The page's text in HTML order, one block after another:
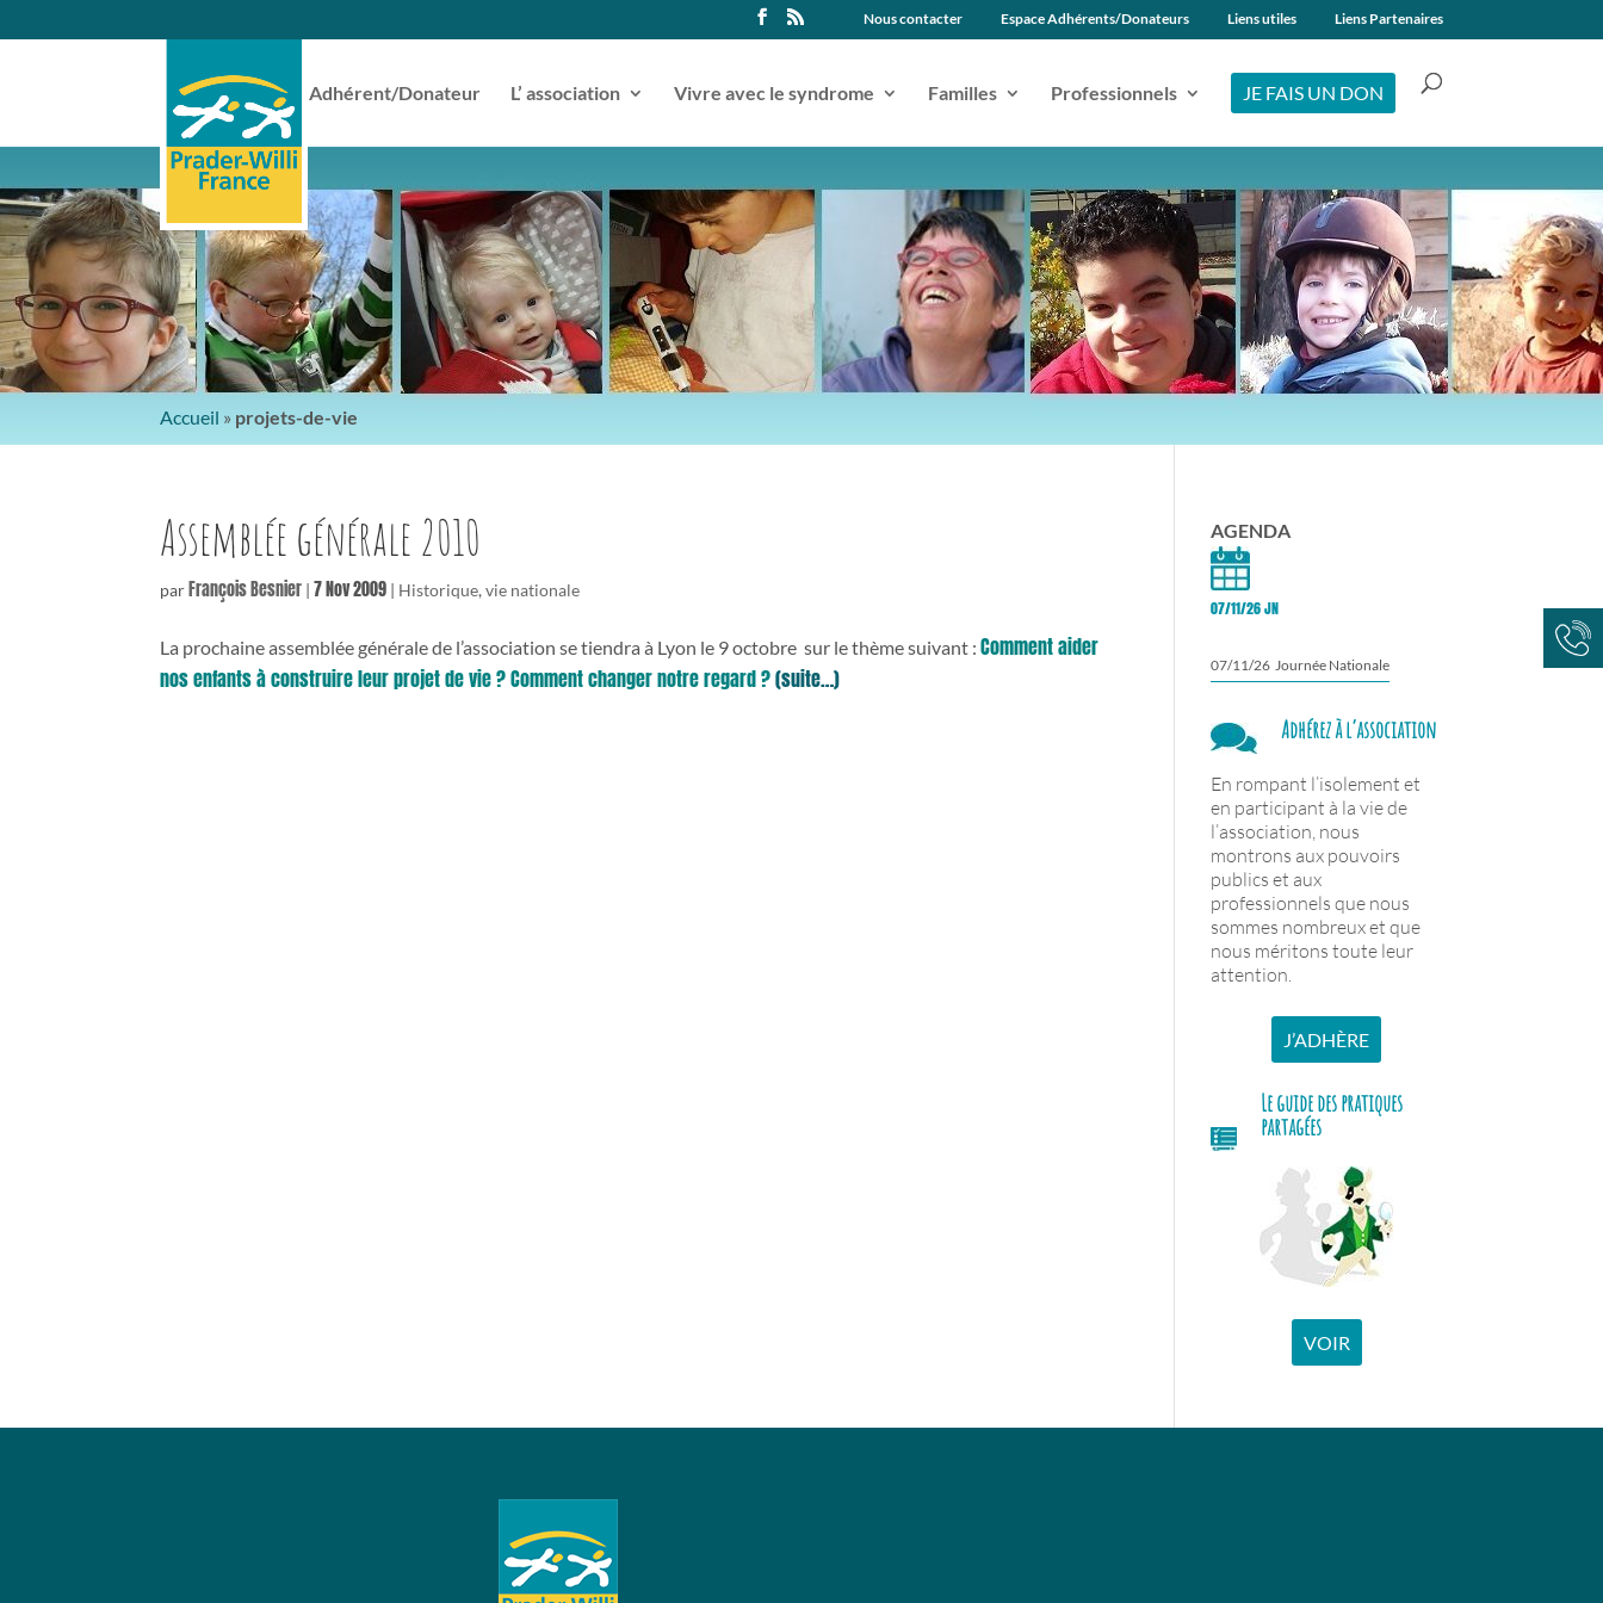
Nous contacter Espace Adhérents/Donateurs Liens utiles Liens Partenaires
Adhérent/Donateur L’ association Vivre avec le syndrome Familles Professionnels JE FAIS UN DON
Accueil » projets-de-vie
Assemblée générale 2010
par François Besnier |7 Nov 2009 | Historique,vie nationale
La prochaine assemblée générale de l’association se tiendra à Lyon le 9 octobre sur le thème suivant :Comment aider
nos enfants à construire leur projet de vie ? Comment changer notre regard ?(suite…)
AGENDA
07/11/26 JN
07/11/26 Journée Nationale
Adhérez à l’association
En rompant l’isolement et
en participant à la vie de
l’association, nous
montrons aux pouvoirs
publics et aux
professionnels que nous
sommes nombreux et que
nous méritons toute leur
attention.
J’ADHÈRE
Le guide des pratiques
partagées
VOIR